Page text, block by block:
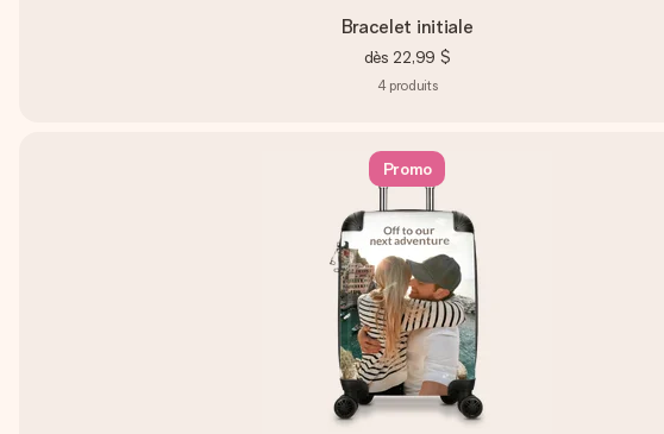
Bracelet initiale
dès 22,99 $
4 produits
Promo